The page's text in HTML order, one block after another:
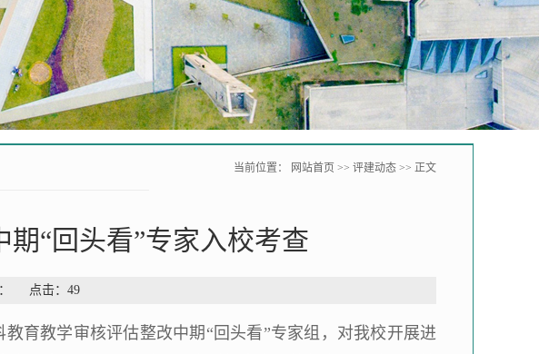
当前位置： 网站首页 >> 评建动态 >> 正文
“回头看”专家入校考查
点击： 49
育教学审核评估整改中期“回头看”专家组，对我校开展进